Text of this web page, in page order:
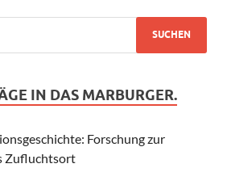
IN DAS MARBURGER.
Forschung zur
Zufluchtsort